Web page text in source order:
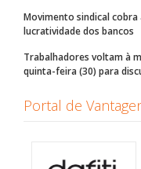
Movimento sindical
lucratividade dos bancos
Trabalhadores voltam à
quinta-feira (30) para
Portal de